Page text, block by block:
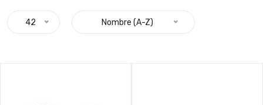
42 Nombre (A-Z)